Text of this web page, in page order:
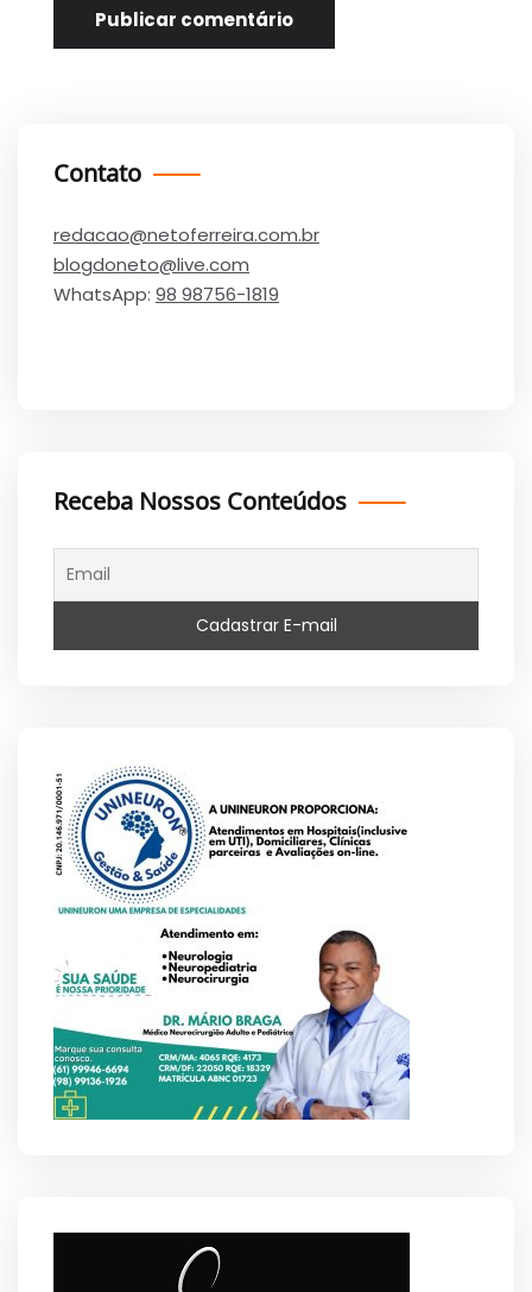
Contato
redacao@netoferreira.com.br
blogdoneto@live.com
WhatsApp: 98 98756-1819
Receba Nossos Conteúdos